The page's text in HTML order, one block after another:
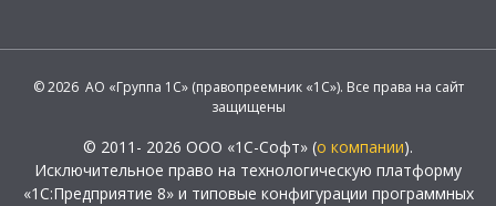
© 2026 АО «Группа 1С» (правопреемник «1С»). Все права на сайт
защищены
© 2011- 2026 ООО «1С-Софт» (о компании).
Исключительное право на технологическую платформу
«1С:Предприятие 8» и типовые конфигурации программных